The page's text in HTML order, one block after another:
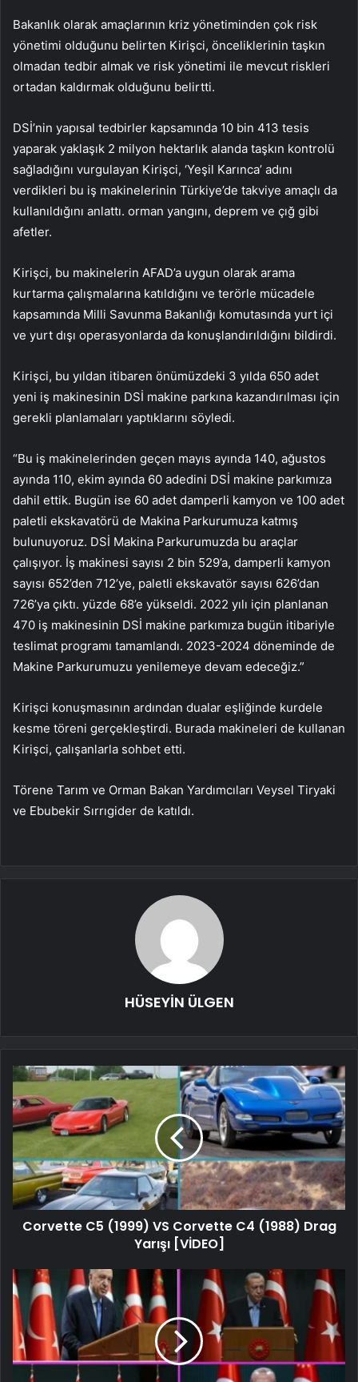
Bakanlık olarak amaçlarının kriz yönetiminden çok risk
yönetimi olduğunu belirten Kirişci, önceliklerinin taşkın
olmadan tedbir almak ve risk yönetimi ile mevcut riskleri
ortadan kaldırmak olduğunu belirtti.
DSİ’nin yapısal tedbirler kapsamında 10 bin 413 tesis
yaparak yaklaşık 2 milyon hektarlık alanda taşkın kontrolü
sağladığını vurgulayan Kirişci, ‘Yeşil Karınca’ adını
verdikleri bu iş makinelerinin Türkiye’de takviye amaçlı da
kullanıldığını anlattı. orman yangını, deprem ve çığ gibi
afetler.
Kirişci, bu makinelerin AFAD’a uygun olarak arama
kurtarma çalışmalarına katıldığını ve terörle mücadele
kapsamında Milli Savunma Bakanlığı komutasında yurt içi
ve yurt dışı operasyonlarda da konuşlandırıldığını bildirdi.
Kirişci, bu yıldan itibaren önümüzdeki 3 yılda 650 adet
yeni iş makinesinin DSİ makine parkına kazandırılması için
gerekli planlamaları yaptıklarını söyledi.
“Bu iş makinelerinden geçen mayıs ayında 140, ağustos
ayında 110, ekim ayında 60 adedini DSİ makine parkımıza
dahil ettik. Bugün ise 60 adet damperli kamyon ve 100 adet
paletli ekskavatörü de Makina Parkurumuza katmış
bulunuyoruz. DSİ Makina Parkurumuzda bu araçlar
çalışıyor. İş makinesi sayısı 2 bin 529’a, damperli kamyon
sayısı 652’den 712’ye, paletli ekskavatör sayısı 626’dan
726’ya çıktı. yüzde 68’e yükseldi. 2022 yılı için planlanan
470 iş makinesinin DSİ makine parkımıza bugün itibariyle
teslimat programı tamamlandı. 2023-2024 döneminde de
Makine Parkurumuzu yenilemeye devam edeceğiz.”
Kirişci konuşmasının ardından dualar eşliğinde kurdele
kesme töreni gerçekleştirdi. Burada makineleri de kullanan
Kirişci, çalışanlarla sohbet etti.
Törene Tarım ve Orman Bakan Yardımcıları Veysel Tiryaki
ve Ebubekir Sırrıgider de katıldı.
HÜSEYİN ÜLGEN
Corvette C5 (1999) VS Corvette C4 (1988) Drag
Yarışı [VİDEO]